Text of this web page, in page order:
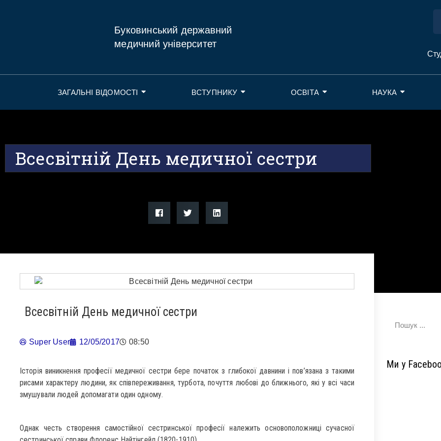
Буковинський державний
медичний університет
ЗАГАЛЬНІ ВІДОМОСТІ ВСТУПНИКУ ОСВІТА НАУКА
Всесвітній День медичної сестри
Всесвітній День медичної сестри
Super User 12/05/2017 08:50
Історія виникнення професії медичної сестри бере початок з глибокої давнини і пов’язана з такими
рисами характеру людини, як співпереживання, турбота, почуття любові до ближнього, які у всі часи
змушували людей допомагати один одному.
Однак честь створення самостійної сестринської професії належить основоположниці сучасної
Ми у